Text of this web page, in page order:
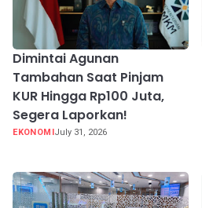
Dimintai Agunan
Tambahan Saat Pinjam
KUR Hingga Rp100 Juta,
Segera Laporkan!
EKONOMI July 31, 2026